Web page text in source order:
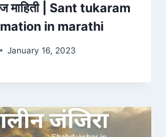
माहिती | Sant tukaram
in marathi
January 16, 2023